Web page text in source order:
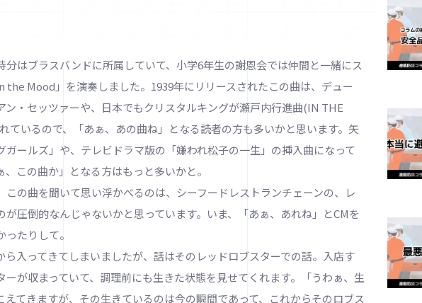
はブラスバンドに所属していて、小学6年生の謝恩会では仲間と一緒にス
the Mood」を演奏しました。1939年にリリースされたこの曲は、デュー
ン・セッツァーや、日本でもクリスタルキングが瀬戸内行進曲(IN THE
ているので、「あぁ、あの曲ね」となる読者の方も多いかと思います。矢
ガールズ」や、テレビドラマ版の「嫌われ松子の一生」の挿入曲になって
この曲か」となる方はもっと多いかと。
の曲を聞いて思い浮かべるのは、シーフードレストランチェーンの、レ
が圧倒的なんじゃないかと思っています。いま、「あぁ、あれね」とCMを
たりして。
入ってきてしまいましたが、話はそのレッドロブスターでの話。入店す
ーが収まっていて、調理前にも生きた状態を見せてくれます。「うわぁ、生
えてきますが、その生きているのは今の瞬間であって、これからそのロブス